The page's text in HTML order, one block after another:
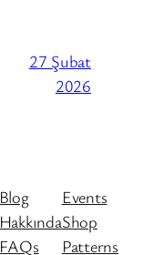
27 Şubat
2026
Blog
Hakkında
FAQs
Events
Shop
Patterns